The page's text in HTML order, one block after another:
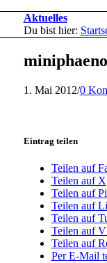
Aktuelles
Du bist hier:
1. Mai 2012/0
Eintrag teilen
Teilen auf
Teilen auf X
Teilen auf
Teilen auf
Teilen auf
Teilen auf
Teilen auf
Per E-Mail